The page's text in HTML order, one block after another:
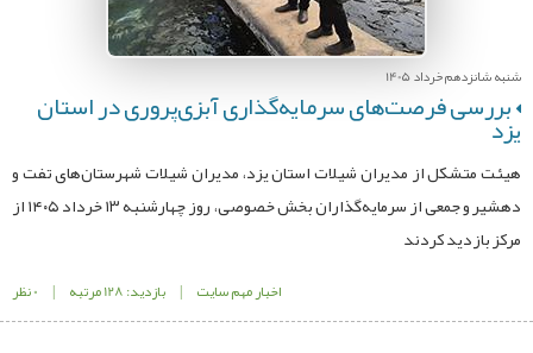
شنبه شانزدهم خرداد 1405
بررسی فرصت‌های سرمایه‌گذاری آبزی‌پروری در استان
یزد
هیئت متشکل از مدیران شیلات استان یزد، مدیران شیلات شهرستان‌های تفت و
دهشیر و جمعی از سرمایه‌گذاران بخش خصوصی، روز چهارشنبه ۱۳ خرداد ۱۴۰۵ از
مرکز بازدید کردند
اخبار مهم سایت | بازدید: 128 مرتبه | 0 نظر